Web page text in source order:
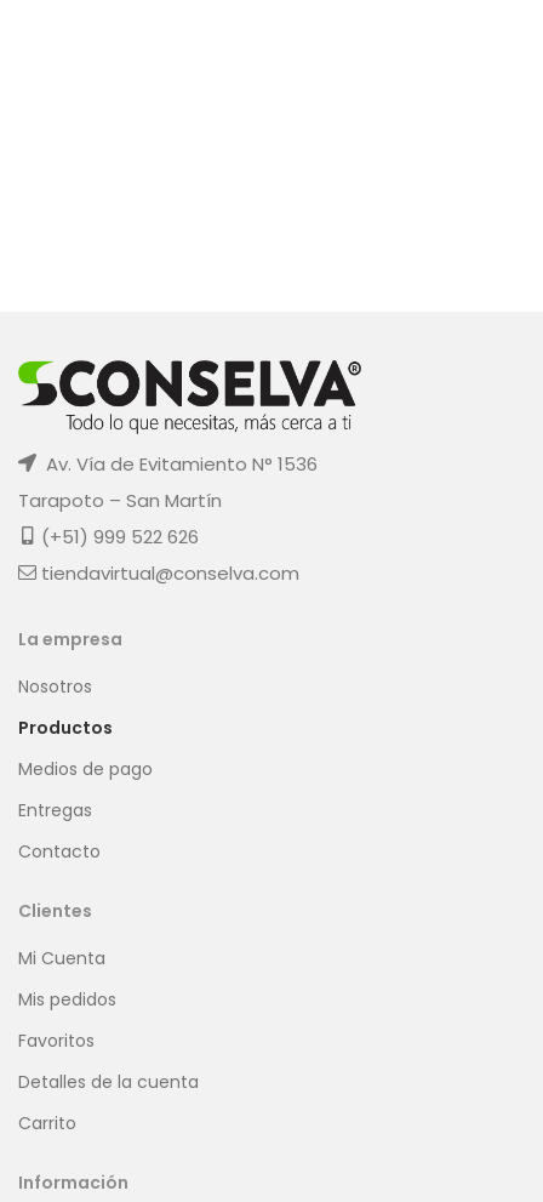
Av. Vía de Evitamiento N° 1536
Tarapoto – San Martín
(+51) 999 522 626
tiendavirtual@conselva.com
La empresa
Nosotros
Productos
Medios de pago
Entregas
Contacto
Clientes
Mi Cuenta
Mis pedidos
Favoritos
Detalles de la cuenta
Carrito
Información